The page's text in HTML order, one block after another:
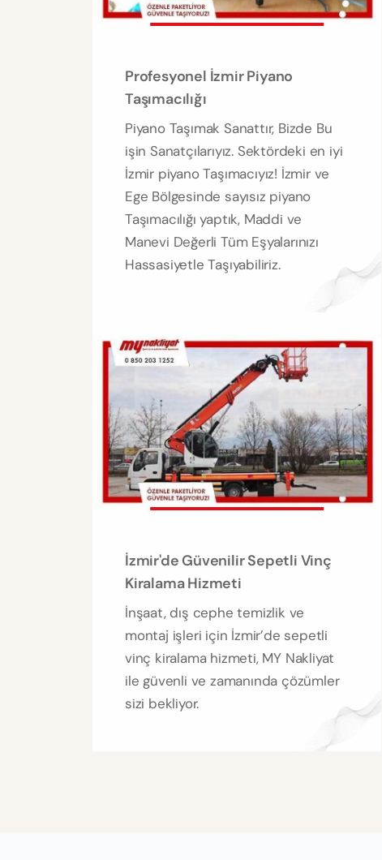
Profesyonel İzmir Piyano
Taşımacılığı
Piyano Taşımak Sanattır, Bizde Bu
işin Sanatçılarıyız. Sektördeki en iyi
İzmir piyano Taşımacıyız! İzmir ve
Ege Bölgesinde sayısız piyano
Taşımacılığı yaptık, Maddi ve
Manevi Değerli Tüm Eşyalarınızı
Hassasiyetle Taşıyabiliriz.
İzmir'de Güvenilir Sepetli Vinç
Kiralama Hizmeti
İnşaat, dış cephe temizlik ve
montaj işleri için İzmir’de sepetli
vinç kiralama hizmeti, MY Nakliyat
ile güvenli ve zamanında çözümler
sizi bekliyor.